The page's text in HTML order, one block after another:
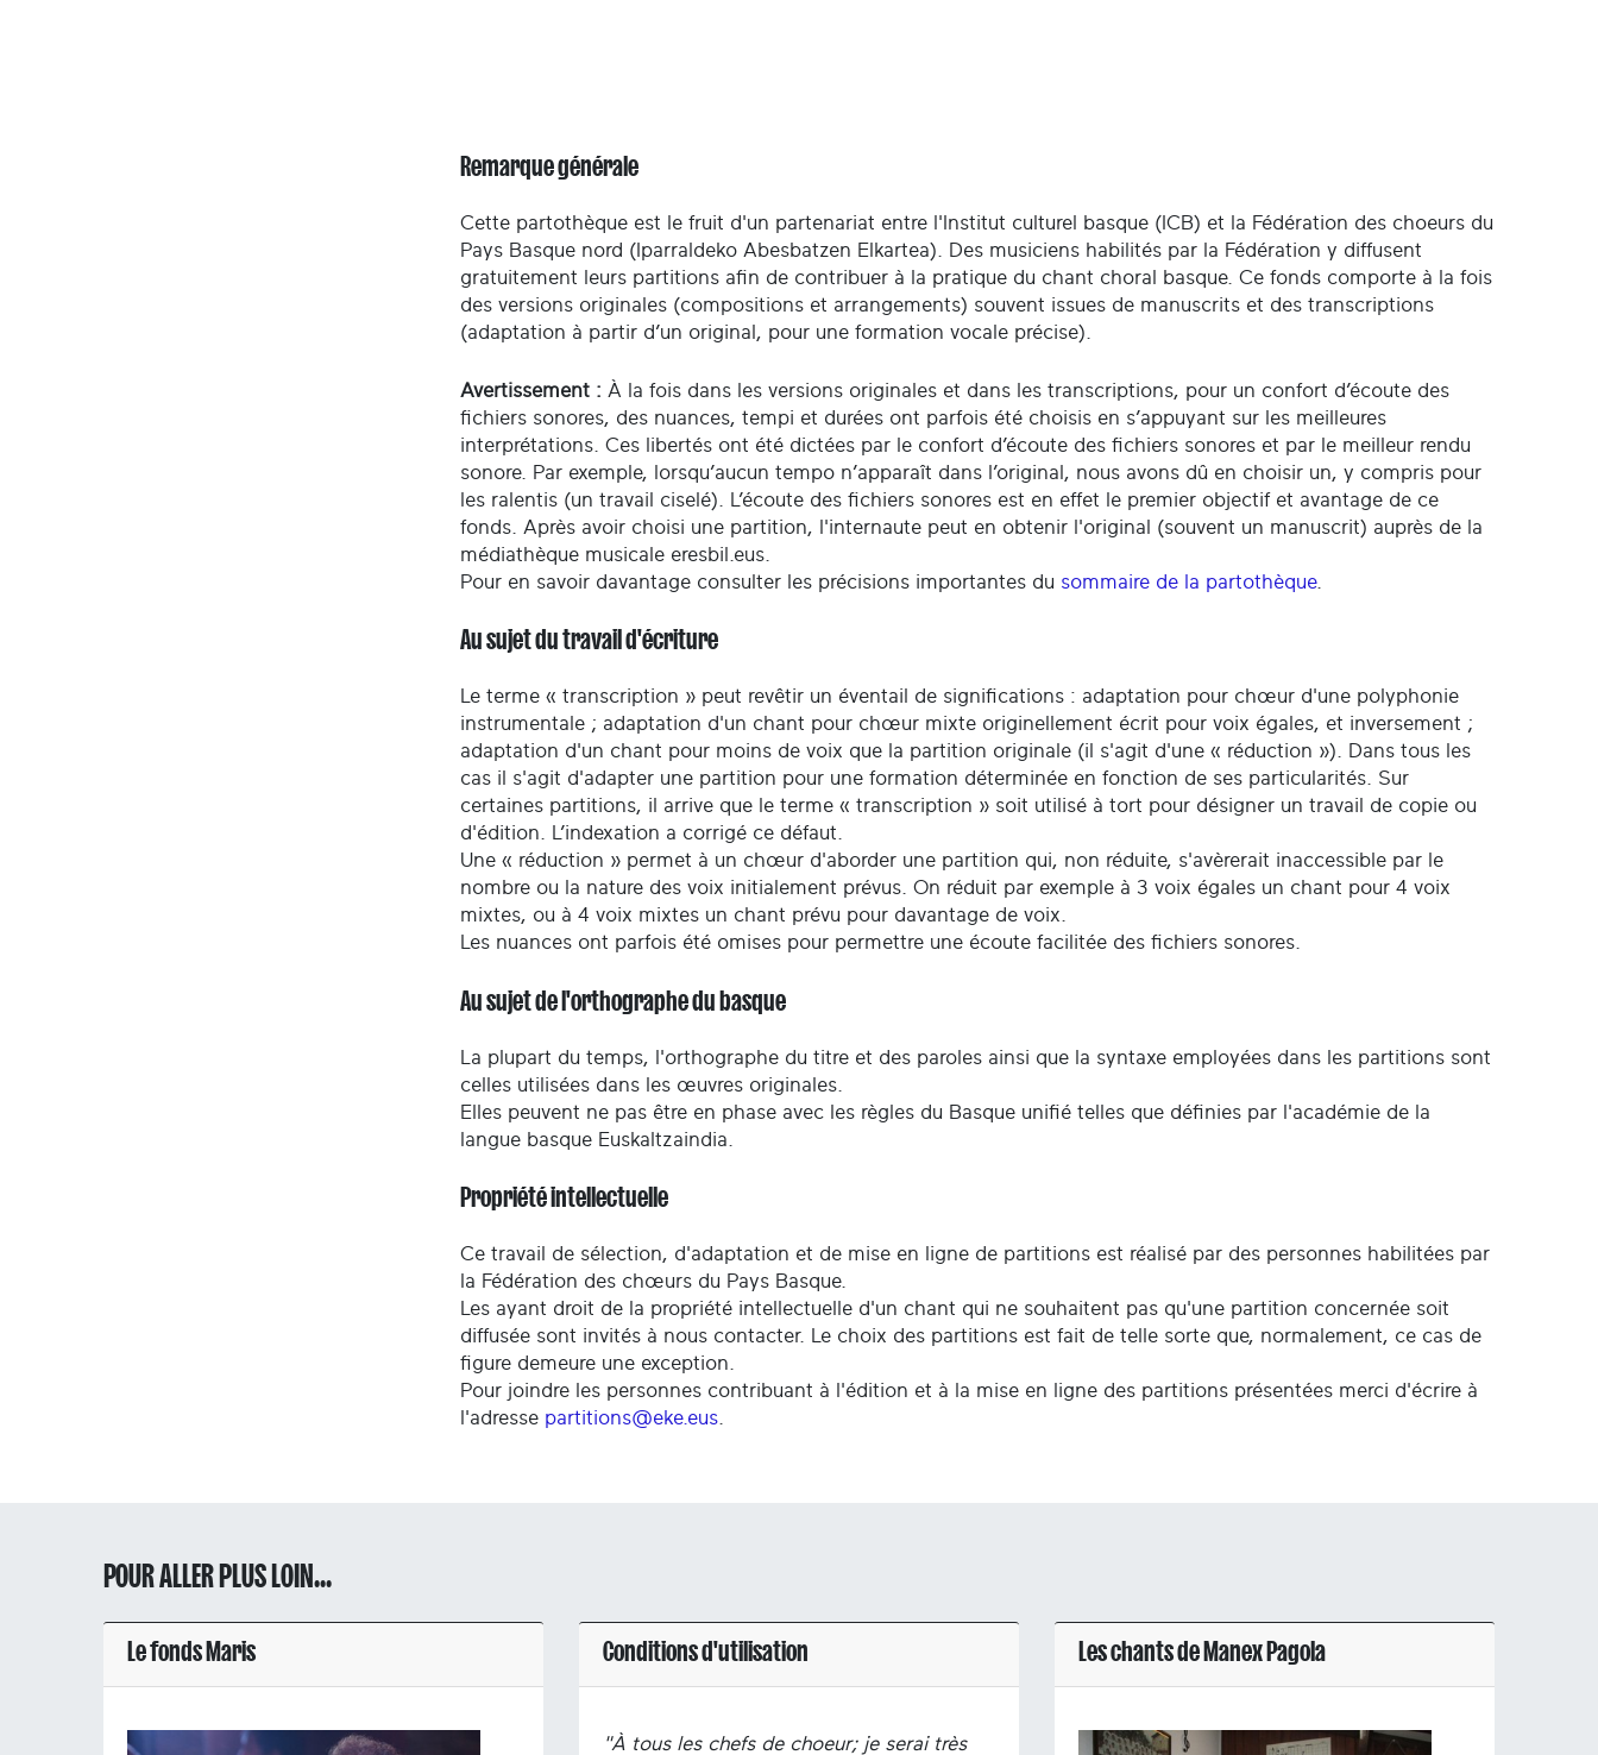
Remarque générale
Cette partothèque est le fruit d'un partenariat entre l'Institut culturel basque (ICB) et la Fédération des choeurs du
Pays Basque nord (Iparraldeko Abesbatzen Elkartea). Des musiciens habilités par la Fédération y diffusent
gratuitement leurs partitions afin de contribuer à la pratique du chant choral basque. Ce fonds comporte à la fois
des versions originales (compositions et arrangements) souvent issues de manuscrits et des transcriptions
(adaptation à partir d’un original, pour une formation vocale précise).
Avertissement : À la fois dans les versions originales et dans les transcriptions, pour un confort d’écoute des
fichiers sonores, des nuances, tempi et durées ont parfois été choisis en s’appuyant sur les meilleures
interprétations. Ces libertés ont été dictées par le confort d’écoute des fichiers sonores et par le meilleur rendu
sonore. Par exemple, lorsqu’aucun tempo n’apparaît dans l’original, nous avons dû en choisir un, y compris pour
les ralentis (un travail ciselé). L’écoute des fichiers sonores est en effet le premier objectif et avantage de ce
fonds. Après avoir choisi une partition, l'internaute peut en obtenir l'original (souvent un manuscrit) auprès de la
médiathèque musicale eresbil.eus.
Pour en savoir davantage consulter les précisions importantes du sommaire de la partothèque.
Au sujet du travail d'écriture
Le terme « transcription » peut revêtir un éventail de significations : adaptation pour chœur d'une polyphonie
instrumentale ; adaptation d'un chant pour chœur mixte originellement écrit pour voix égales, et inversement ;
adaptation d'un chant pour moins de voix que la partition originale (il s'agit d'une « réduction »). Dans tous les
cas il s'agit d'adapter une partition pour une formation déterminée en fonction de ses particularités. Sur
certaines partitions, il arrive que le terme « transcription » soit utilisé à tort pour désigner un travail de copie ou
d'édition. L’indexation a corrigé ce défaut.
Une « réduction » permet à un chœur d'aborder une partition qui, non réduite, s'avèrerait inaccessible par le
nombre ou la nature des voix initialement prévus. On réduit par exemple à 3 voix égales un chant pour 4 voix
mixtes, ou à 4 voix mixtes un chant prévu pour davantage de voix.
Les nuances ont parfois été omises pour permettre une écoute facilitée des fichiers sonores.
Au sujet de l'orthographe du basque
La plupart du temps, l'orthographe du titre et des paroles ainsi que la syntaxe employées dans les partitions sont
celles utilisées dans les œuvres originales.
Elles peuvent ne pas être en phase avec les règles du Basque unifié telles que définies par l'académie de la
langue basque Euskaltzaindia.
Propriété intellectuelle
Ce travail de sélection, d'adaptation et de mise en ligne de partitions est réalisé par des personnes habilitées par
la Fédération des chœurs du Pays Basque.
Les ayant droit de la propriété intellectuelle d'un chant qui ne souhaitent pas qu'une partition concernée soit
diffusée sont invités à nous contacter. Le choix des partitions est fait de telle sorte que, normalement, ce cas de
figure demeure une exception.
Pour joindre les personnes contribuant à l'édition et à la mise en ligne des partitions présentées merci d'écrire à
l'adresse partitions@eke.eus
POUR ALLER PLUS LOIN...
Le fonds Maris Conditions d'utilisation
"À tous les chefs de choeur; je serai très
Les chants de Manex Pagola